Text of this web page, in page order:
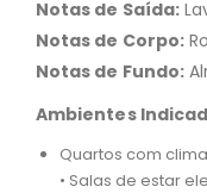
Notas de Saída:
Notas de Corpo:
Notas de Fundo:
Ambientes
Quartos com
• Salas de estar